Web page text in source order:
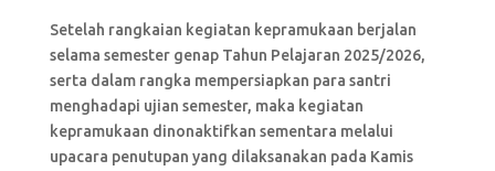
Setelah rangkaian kegiatan kepramukaan berjalan
selama semester genap Tahun Pelajaran 2025/2026,
serta dalam rangka mempersiapkan para santri
menghadapi ujian semester, maka kegiatan
kepramukaan dinonaktifkan sementara melalui
upacara penutupan yang dilaksanakan pada Kamis